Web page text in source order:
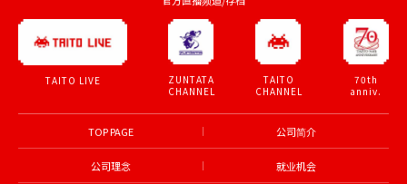
TAITO LIVE
ZUNTATA
CHANNEL
TAITO
CHANNEL
70th
anniv.
TOP PAGE 公司简介
公司理念 就业机会